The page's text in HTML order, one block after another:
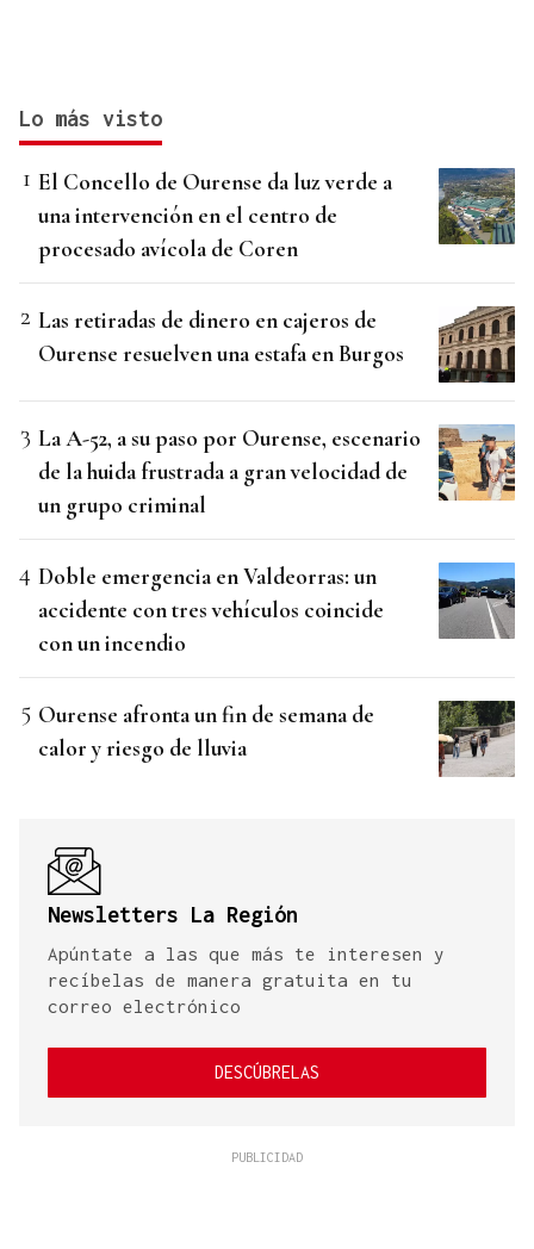
Lo más visto
El Concello de Ourense da luz verde a
una intervención en el centro de
procesado avícola de Coren
Las retiradas de dinero en cajeros de
Ourense resuelven una estafa en Burgos
La A-52, a su paso por Ourense, escenario
de la huida frustrada a gran velocidad de
un grupo criminal
Doble emergencia en Valdeorras: un
accidente con tres vehículos coincide
con un incendio
Ourense afronta un fin de semana de
calor y riesgo de lluvia
Newsletters La Región
Apúntate a las que más te interesen y
recíbelas de manera gratuita en tu
correo electrónico
DESCÚBRELAS